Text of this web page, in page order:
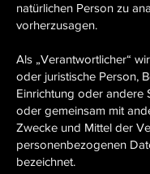
natürlichen Person zu
vorherzusagen.
Als „Verantwortlicher“
oder juristische Person,
Einrichtung oder andere
oder gemeinsam mit
Zwecke und Mittel der
personenbezogenen
bezeichnet.